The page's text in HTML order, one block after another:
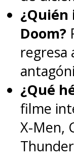
Doom?
regresa
¿Qué
filme
X-Men,